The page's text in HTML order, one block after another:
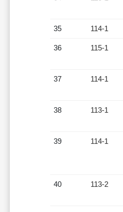
35 114-1
36 115-1
37 114-1
38 113-1
39 114-1
40 113-2